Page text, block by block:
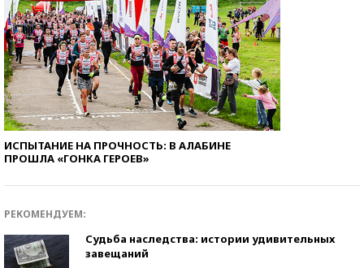
ИСПЫТАНИЕ НА ПРОЧНОСТЬ: В АЛАБИНЕ
ПРОШЛА «ГОНКА ГЕРОЕВ»
РЕКОМЕНДУЕМ:
Судьба наследства: истории удивительных
завещаний